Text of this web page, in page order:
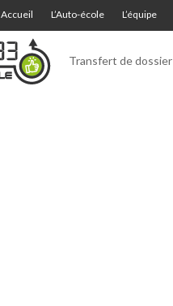
Accueil L’Auto-école L’équipe
Transfert de dossier